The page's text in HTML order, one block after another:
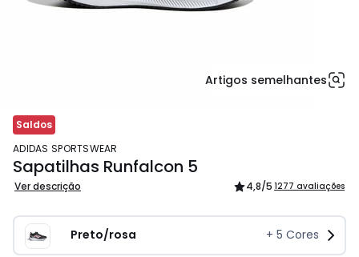
Artigos semelhantes
Saldos
ADIDAS SPORTSWEAR
Sapatilhas Runfalcon 5
Ver descrição 4,8/5 1277 avaliações
Preto/rosa + 5 Cores